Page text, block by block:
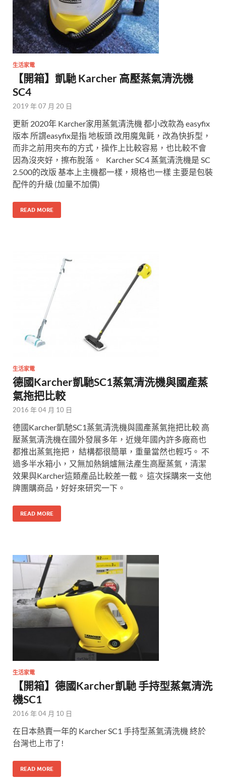
生活家電
【開箱】凱馳 Karcher 高壓蒸氣清洗機
SC4
2019 年 07 月 20 日
更新 2020年 Karcher家用蒸氣清洗機 都小改款為 easyfix
版本 所謂easyfix是指 地板頭 改用魔鬼氈，改為快拆型，
而非之前用夾布的方式，操作上比較容易，也比較不會
因為沒夾好，擦布脫落。 Karcher SC4 蒸氣清洗機是 SC
2.500的改版 基本上主機都一樣，規格也一樣 主要是包裝
配件的升級 (加量不加價)
READ MORE
生活家電
德國Karcher凱馳SC1蒸氣清洗機與國產蒸
氣拖把比較
2016 年 04 月 10 日
德國Karcher凱馳SC1蒸氣清洗機與國產蒸氣拖把比較 高
壓蒸氣清洗機在國外發展多年，近幾年國內許多廠商也
都推出蒸氣拖把， 結構都很簡單，重量當然也輕巧。 不
過多半水箱小，又無加熱鍋爐無法產生高壓蒸氣，清潔
效果與Karcher這類產品比較差一截。 這次採購來一支他
牌團購商品，好好來研究一下。
READ MORE
生活家電
【開箱】德國Karcher凱馳 手持型蒸氣清洗
機SC1
2016 年 04 月 10 日
在日本熱賣一年的 Karcher SC1 手持型蒸氣清洗機 終於
台灣也上市了!
READ MORE